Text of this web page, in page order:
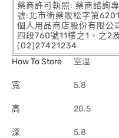
藥商許可執照: 藥商諮詢
號:北市衛藥販松字第
個人用品商店股份有限公
四段760號11樓之1、之2
(02)27421234
How To Store
室溫
寬 5.8
高 20.5
深 5.8